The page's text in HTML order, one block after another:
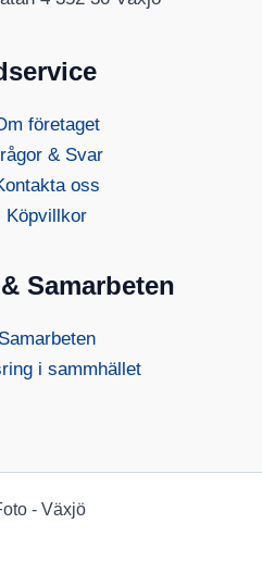
företaget
& Svar
oss
Köpvillkor
Samarbeten
Samarbeten
i sammhället
- Växjö